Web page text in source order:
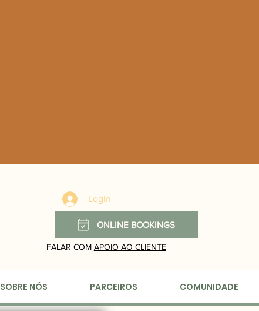
Login
ONLINE BOOKINGS
FALAR COM APOIO AO CLIENTE
SOBRE NÓS PARCEIROS COMUNIDADE